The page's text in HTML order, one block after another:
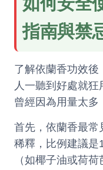
指南與禁
了解依蘭香功效後
人一聽到好處就
曾經因為用量太多
首先，依蘭香最常
稀釋，比例建議是
（如椰子油或荷